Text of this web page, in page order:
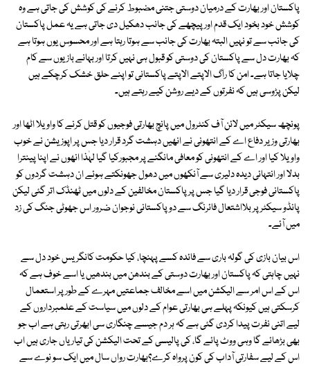
پاکستان اور بھارت کے درمیان دوستی جتنی مضبوط کرنے کی کوشش کی جاتی ہے وہ
کوشش خود بخود ایک قدم اور پیچھے کی جانب دھکیل دی جاتی ہے یہ عمل پاکستان
کی جانب سے تو نہیں البتہ بھارت کی جانب سے ہوتا رہتا ہے اور محسوس یوں ہوتا ہے
کہ بھارت دل سے پاکستان کی دوستی کو قبول ہی نہیں کرتا اور بہانے بازیوں سے کام
چلایا جاتا ہے۔ امن کا راگ الاپتے الاپتے پاکستانی تو اپنے حلق خشک کرچکے ہیں
لیکن پڑوسی ہیں کہ نفرتوں کے دیے روشن کیے رہتے ہیں۔
پونچھ سیکٹر میں لائن آف کنٹرول میں پانچ بھارتی فوجیوں کو قتل کرنے کا واویلا اٹھا اور
بھارتی وزیر دفاع اے کے انتھونی نے انھیں دہشت گرد قرار دیا جس پر اپوزیشن نے خوب
واویلا کیا اور اے کے انتھونی کو معافی مانگنے پر مجبورکیا گیا لہٰذا انھوں نے اپنا پینترا
بدلا اور انتہائی دیدہ دلیری سے آنکھوں میں دھول جھونکتے ہوئے ان دہشت گردوں کو
پاکستانی فوجی قرار دیا گیا جس پر پاکستان مخالفین کے دلوں میں ٹھنڈک اتر گئی لیکن
پانڈو سیکٹر پر بلااشتعال فائرنگ سے دو پاکستانی نوجوان ضرور اس جھوٹی جنگ کی زد
میں آئے۔
اس بیان بازی کی گولہ باری سے فائدہ کسے پہنچا، کیا حکومت کانگریس خود دل سے
نہیں چاہتی کہ پاکستان اور بھارت دوستی کے بندھن میں بندھیں یا اسے خوف ہے کہ
اس کے اس امر سے الیکشن میں اسے مخالف جماعتیں مہرے کے طور پر استعمال
کرسکتی ہیں کیونکہ پہلے ہی بھارتی عوام کے دلوں میں سیاست کے علمبرداروں کے
لیے اتنی نفرت پیدا کردی گئی ہے کہ ہر دم جیسے چنگاری سی ابھرتی رہتی ہے اب جو
بھی بڑھائے گا وہی ووٹ پائے گا، کی پالیسی کے تحت الیکشن کی تیاریاں جاری ہیں اب
اس کے لیے سفارتی آداب کی کون پرواہ کرے؟بھارت رواں سال میں ایک سو نوے سے